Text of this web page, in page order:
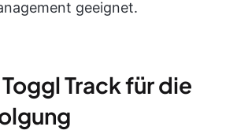
geeignet.
Track für die